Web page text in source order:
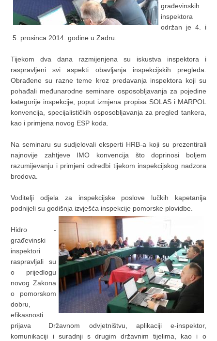
građevinskih
inspektora
održan je 4. i
5. prosinca 2014. godine u Zadru.
Tijekom dva dana razmijenjena su iskustva inspektora i
raspravljeni svi aspekti obavljanja inspekcijskih pregleda.
Obrađene su razne teme kroz predavanja inspektora koji su
pohađali međunarodne seminare osposobljavanja za pojedine
kategorije inspekcije, poput izmjena propisa SOLAS i MARPOL
konvencija, specijalističkih osposobljavanja za pregled tankera,
kao i primjena novog ESP koda.
Na seminaru su sudjelovali eksperti HRB-a koji su prezentirali
najnovije zahtjeve IMO konvencija što doprinosi boljem
razumijevanju i primjeni odredbi tijekom inspekcijskog nadzora
brodova.
Voditelji odjela za inspekcijske poslove lučkih kapetanija
podnijeli su godišnja izvješća inspekcije pomorske plovidbe.
Hidro -
građevinski
inspektori
raspravljali su
o prijedlogu
novog Zakona
o pomorskom
dobru,
efikasnosti
prijava Državnom odvjetništvu, aplikaciji e-inspektor,
komunikaciji i suradnji s drugim državnim tijelima, kao i o